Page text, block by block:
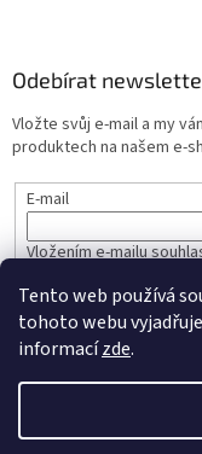
Tento web používá
tohoto webu
informacízde.
Odebírat
Vložte svůj e-mail a my
produktech na našem e-
E-mail
Vložením e-mailu
PŘIHLÁSIT SE